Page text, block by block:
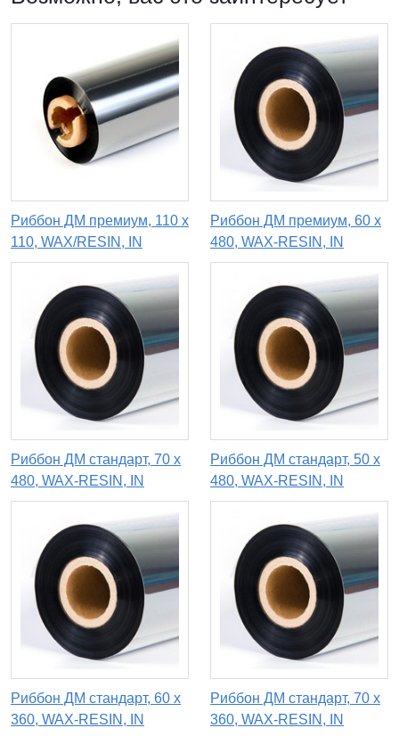
Риббон ДМ премиум, 110 x
110, WAX/RESIN, IN
Риббон ДМ премиум, 60 х
480, WAX-RESIN, IN
Риббон ДМ стандарт, 70 х
480, WAX-RESIN, IN
Риббон ДМ стандарт, 50 х
480, WAX-RESIN, IN
Риббон ДМ стандарт, 60 х
360, WAX-RESIN, IN
Риббон ДМ стандарт, 70 х
360, WAX-RESIN, IN